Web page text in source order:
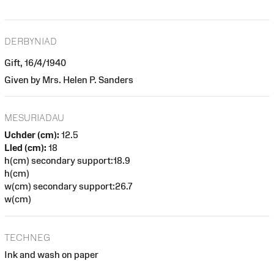
DERBYNIAD
Gift, 16/4/1940
Given by Mrs. Helen P. Sanders
MESURIADAU
Uchder (cm): 12.5
Lled (cm): 18
h(cm) secondary support:18.9
h(cm)
w(cm) secondary support:26.7
w(cm)
TECHNEG
Ink and wash on paper